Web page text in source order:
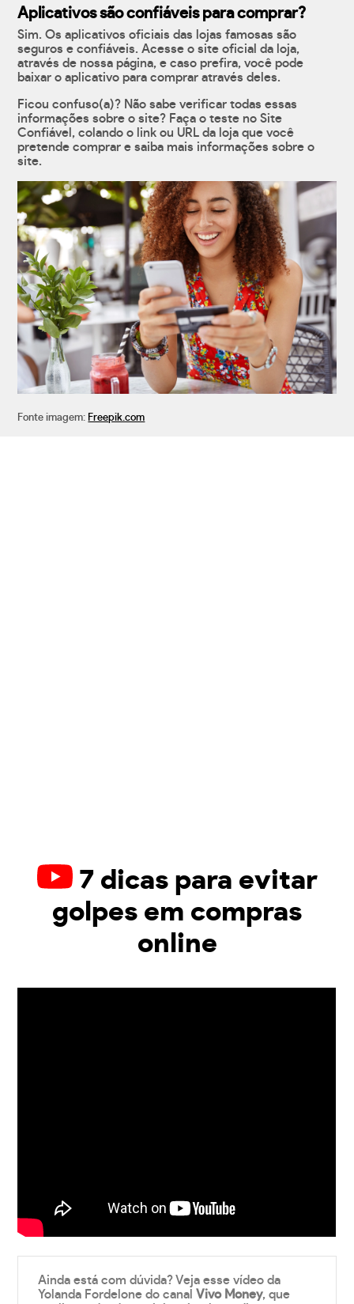
Aplicativos são confiáveis para comprar?
Sim. Os aplicativos oficiais das lojas famosas são
seguros e confiáveis. Acesse o site oficial da loja,
através de nossa página, e caso prefira, você pode
baixar o aplicativo para comprar através deles.
Ficou confuso(a)? Não sabe verificar todas essas
informações sobre o site? Faça o teste no Site
Confiável, colando o link ou URL da loja que você
pretende comprar e saiba mais informações sobre o
site.
Fonte imagem: Freepik.com
7 dicas para evitar
golpes em compras
online
Ainda está com dúvida? Veja esse vídeo da
Yolanda Fordelone do canalVivo Money, que